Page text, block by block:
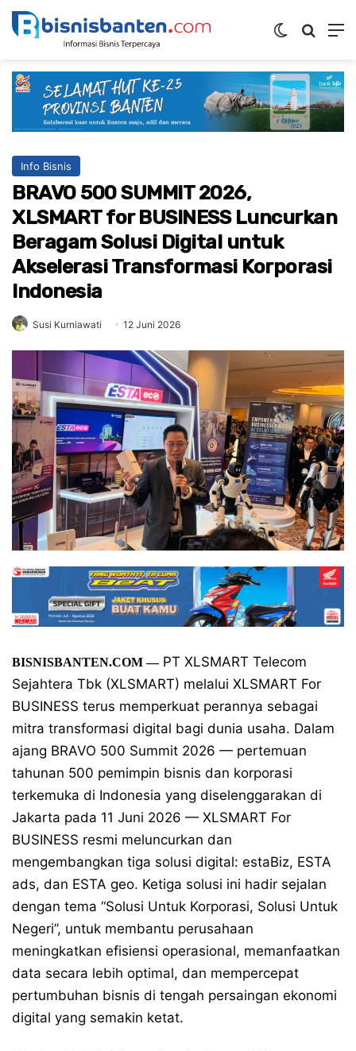
Switch skin
Info Bisnis
BRAVO 500 SUMMIT 2026,
XLSMART for BUSINESS Luncurkan
Beragam Solusi Digital untuk
Akselerasi Transformasi Korporasi
Indonesia
Susi Kurniawati 12 Juni 2026
BISNISBANTEN.COM —PT XLSMART Telecom
Sejahtera Tbk (XLSMART) melalui XLSMART For
BUSINESS terus memperkuat perannya sebagai
mitra transformasi digital bagi dunia usaha. Dalam
ajang BRAVO 500 Summit 2026 — pertemuan
tahunan 500 pemimpin bisnis dan korporasi
terkemuka di Indonesia yang diselenggarakan di
Jakarta pada 11 Juni 2026 — XLSMART For
BUSINESS resmi meluncurkan dan
mengembangkan tiga solusi digital: estaBiz, ESTA
ads, dan ESTA geo. Ketiga solusi ini hadir sejalan
dengan tema “Solusi Untuk Korporasi, Solusi Untuk
Negeri”, untuk membantu perusahaan
meningkatkan efisiensi operasional, memanfaatkan
data secara lebih optimal, dan mempercepat
pertumbuhan bisnis di tengah persaingan ekonomi
digital yang semakin ketat.